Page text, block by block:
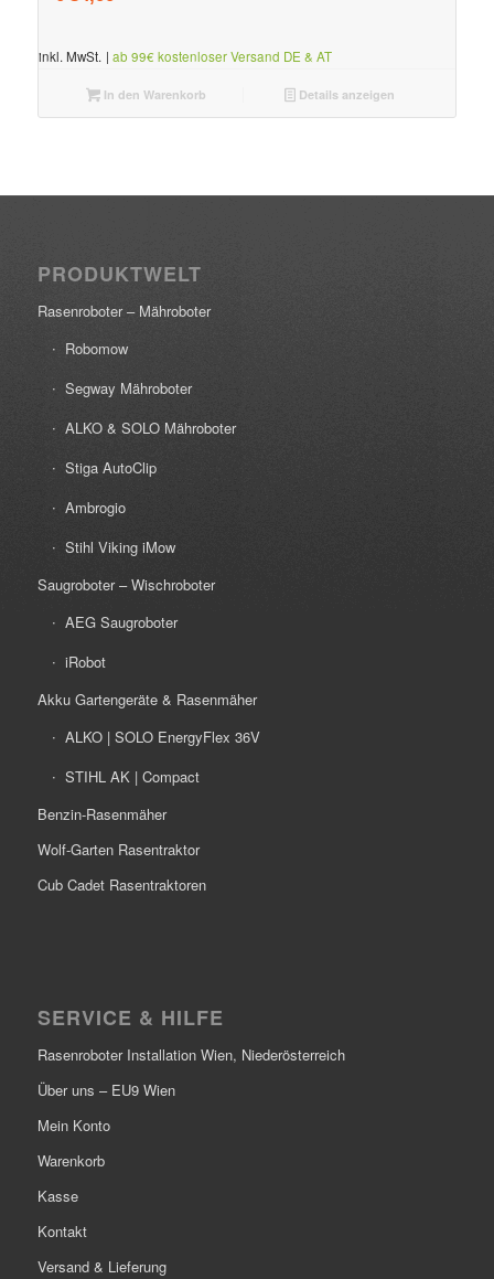
inkl. MwSt. | ab 99€ kostenloser Versand DE & AT
In den Warenkorb Details anzeigen
PRODUKTWELT
Rasenroboter – Mähroboter
Robomow
Segway Mähroboter
ALKO & SOLO Mähroboter
Stiga AutoClip
Ambrogio
Stihl Viking iMow
Saugroboter – Wischroboter
AEG Saugroboter
iRobot
Akku Gartengeräte & Rasenmäher
ALKO | SOLO EnergyFlex 36V
STIHL AK | Compact
Benzin-Rasenmäher
Wolf-Garten Rasentraktor
Cub Cadet Rasentraktoren
SERVICE & HILFE
Rasenroboter Installation Wien, Niederösterreich
Über uns – EU9 Wien
Mein Konto
Warenkorb
Kasse
Kontakt
Versand & Lieferung